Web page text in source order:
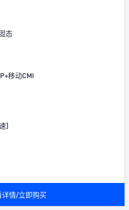
态
移动CMI
]
详情/立即购买